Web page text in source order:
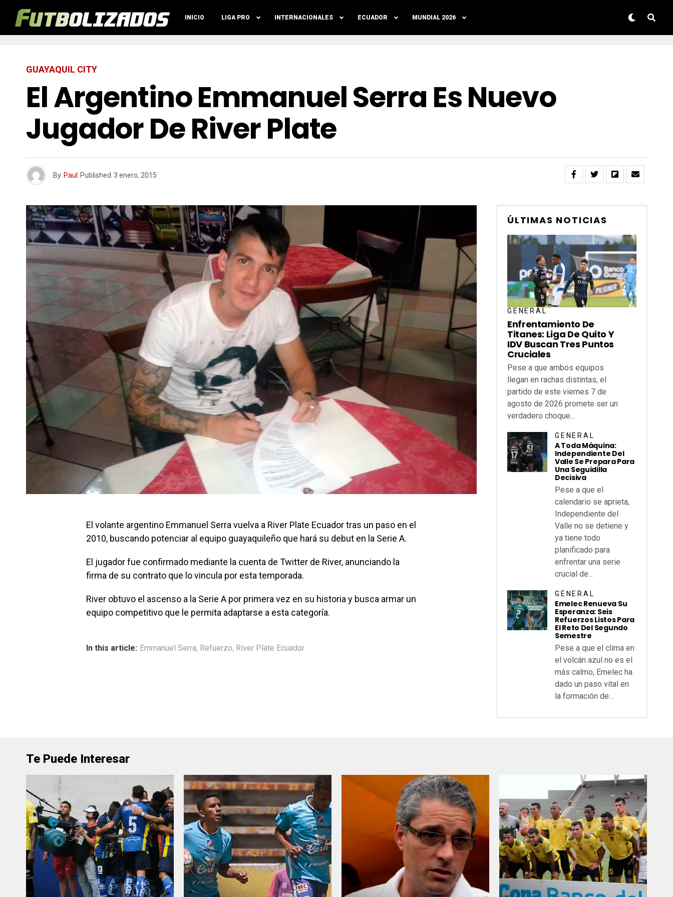
INICIO LIGA PRO INTERNACIONALES ECUADOR MUNDIAL 2026
GUAYAQUIL CITY
El Argentino Emmanuel Serra Es Nuevo
Jugador De River Plate
By Paul Published 3 enero, 2015
El volante argentino Emmanuel Serra vuelva a River Plate Ecuador tras un paso en el
2010, buscando potenciar al equipo guayaquileño que hará su debut en la Serie A.
El jugador fue confirmado mediante la cuenta de Twitter de River, anunciando la
firma de su contrato que lo vincula por esta temporada.
River obtuvo el ascenso a la Serie A por primera vez en su historia y busca armar un
equipo competitivo que le permita adaptarse a esta categoría.
In this article: Emmanuel Serra, Refuerzo, River Plate Ecuador
ÚLTIMAS NOTICIAS
GENERAL
Enfrentamiento De
Titanes: Liga De Quito Y
IDV Buscan Tres Puntos
Cruciales
Pese a que ambos equipos
llegan en rachas distintas, el
partido de este viernes 7 de
agosto de 2026 promete ser un
verdadero choque...
GENERAL
A Toda Máquina:
Independiente Del
Valle Se Prepara Para
Una Seguidilla
Decisiva
Pese a que el
calendario se aprieta,
Independiente del
Valle no se detiene y
ya tiene todo
planificado para
enfrentar una serie
crucial de...
GENERAL
Emelec Renueva Su
Esperanza: Seis
Refuerzos Listos Para
El Reto Del Segundo
Semestre
Pese a que el clima en
el volcán azul no es el
más calmo, Emelec ha
dado un paso vital en
la formación de...
Te Puede Interesar